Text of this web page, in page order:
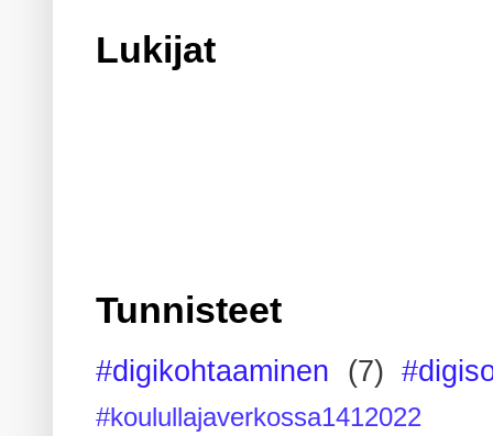
Lukijat
Tunnisteet
#digikohtaaminen (7)
#koulullajaverkossa1412022